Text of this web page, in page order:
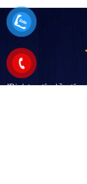
"Dành trọn tâm hồn,